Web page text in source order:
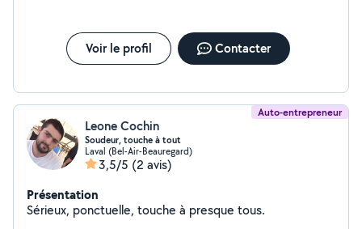
Voir le profil Contacter
Auto-entrepreneur
Leone Cochin
Soudeur, touche à tout
Laval (Bel-Air-Beauregard)
3,5/5 (2 avis)
Présentation
Sérieux, ponctuelle, touche à presque tous.